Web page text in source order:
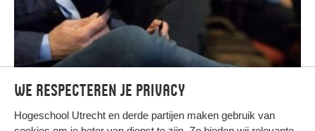
We respecteren je privacy
Hogeschool Utrecht en derde partijen maken gebruik van